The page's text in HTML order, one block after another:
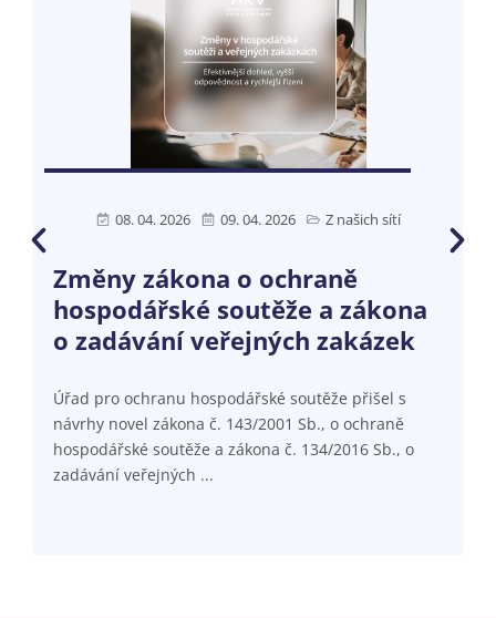
08. 04. 2026 09. 04. 2026 Z našich sítí
Změny zákona o ochraně
hospodářské soutěže a zákona
o zadávání veřejných zakázek
Úřad pro ochranu hospodářské soutěže přišel s
návrhy novel zákona č. 143/2001 Sb., o ochraně
hospodářské soutěže a zákona č. 134/2016 Sb., o
zadávání veřejných ...